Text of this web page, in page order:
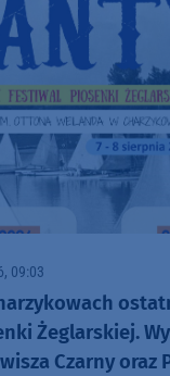
09:03
Żeglarskiej.
Czarny oraz